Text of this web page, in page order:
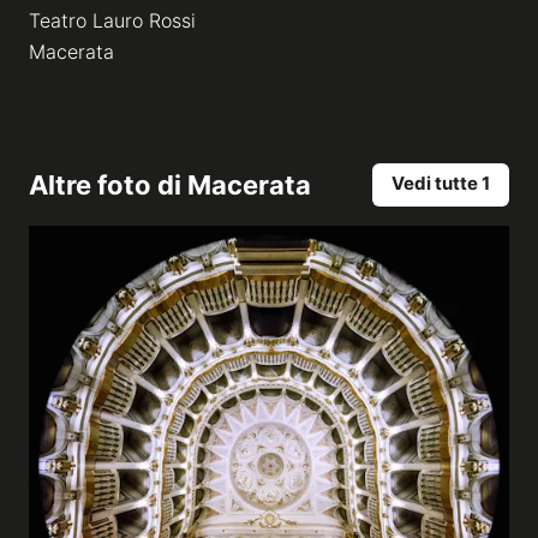
Teatro Lauro Rossi
Macerata
Altre foto di Macerata Vedi tutte 1